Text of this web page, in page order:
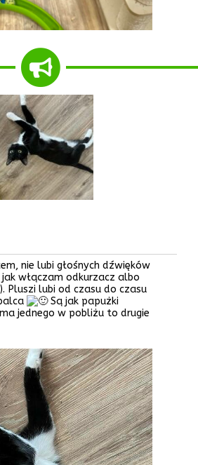
nie lubi głośnych dźwięków
włączam odkurzacz albo
Pluszi lubi od czasu do czasu
Są jak papużki
jednego w pobliżu to drugie